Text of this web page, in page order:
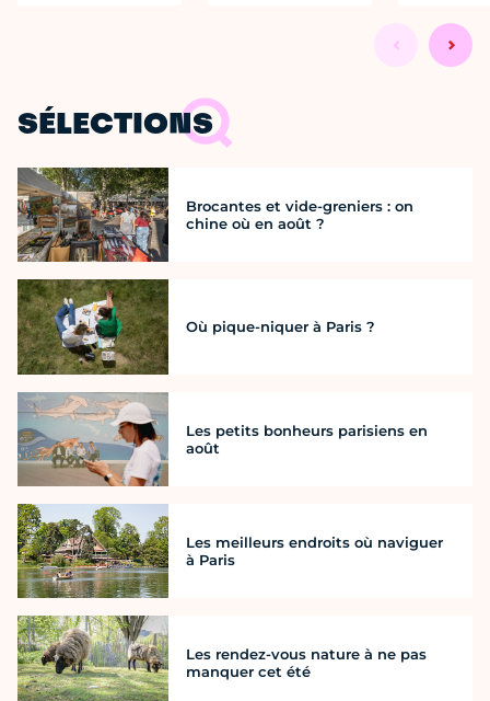
SÉLECTIONS
Brocantes et vide-greniers : on
chine où en août ?
Où pique-niquer à Paris ?
Les petits bonheurs parisiens en
août
Les meilleurs endroits où naviguer
à Paris
Les rendez-vous nature à ne pas
manquer cet été